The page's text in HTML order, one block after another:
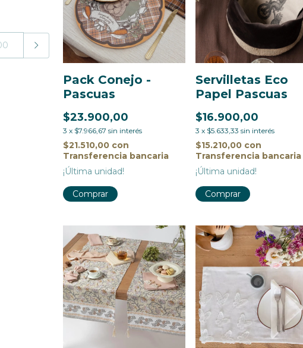
Pack Conejo -
Pascuas
$23.900,00
3 x $7.966,67 sin interés
$21.510,00 con
Transferencia bancaria
¡Última unidad!
Servilletas Eco
Papel Pascuas
$16.900,00
3 x $5.633,33 sin interés
$15.210,00 con
Transferencia bancaria
¡Última unidad!